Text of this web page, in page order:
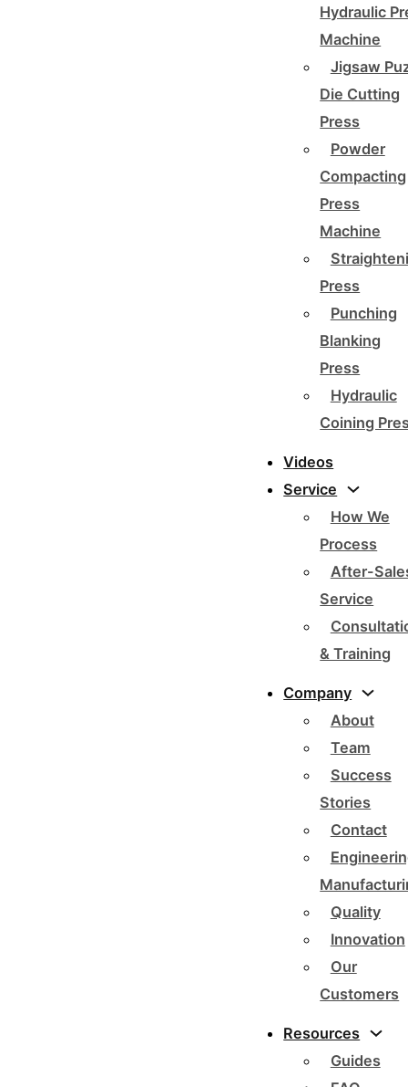
Hydraulic
Machine
Jigsaw
Die Cutting
Press
Powder
Compacting
Press
Machine
Press
Punching
Blanking
Press
Hydraulic
Coining
Videos
Service
How We
Process
After-
Service
& Training
Company
About
Team
Success
Stories
Contact
Quality
Innovation
Our
Customers
Resources
Guides